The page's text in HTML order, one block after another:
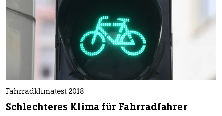
Fahrradklimatest 2018
Schlechteres Klima für Fahrradfahrer